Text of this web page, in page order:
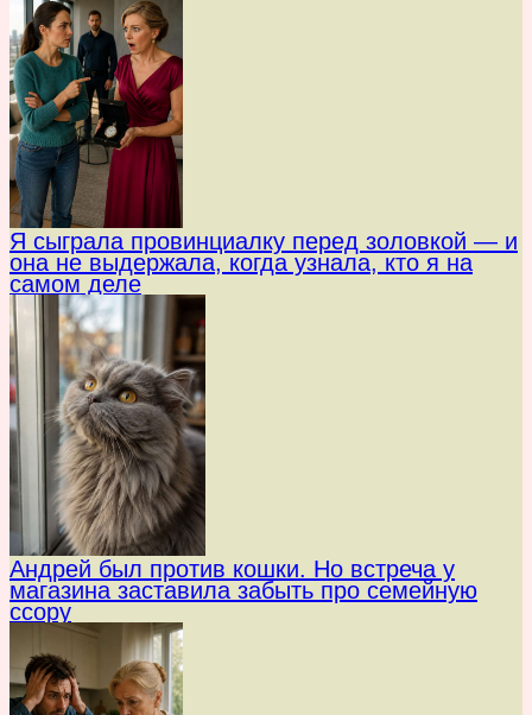
Я сыграла провинциалку перед золовкой — и
она не выдержала, когда узнала, кто я на
самом деле
Андрей был против кошки. Но встреча у
магазина заставила забыть про семейную
ссору